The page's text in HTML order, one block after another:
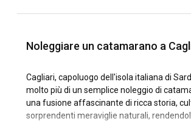
Noleggiare un catamarano a
Cagliari, capoluogo dell'isola italiana di
molto più di un semplice noleggio di
una fusione affascinante di ricca storia,
sorprendenti meraviglie naturali,